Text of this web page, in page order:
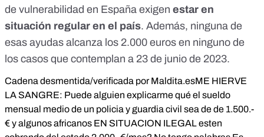
de vulnerabilidad en España exigen estar en
situación regular en el país. Además, ninguna de
esas ayudas alcanza los 2.000 euros en ninguno de
los casos que contemplan a 23 de junio de 2023.
Cadena desmentida/verificada por Maldita.esME HIERVE
LA SANGRE: Puede alguien explicarme qué el sueldo
mensual medio de un policia y guardia civil sea de de 1.500.-
€ y algunos africanos EN SITUACION ILEGAL esten